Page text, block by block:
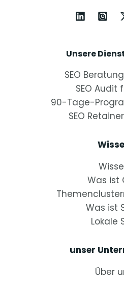
Unsere
SEO
SEO Audit
90-Tage-
SEO
Was ist
Was ist
Lokale
unser
Über